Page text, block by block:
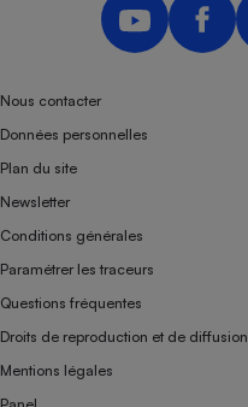
Nous contacter
Données personnelles
Plan du site
Newsletter
Conditions générales
Paramétrer les traceurs
Questions fréquentes
Droits de reproduction et de diffusion
Mentions légales